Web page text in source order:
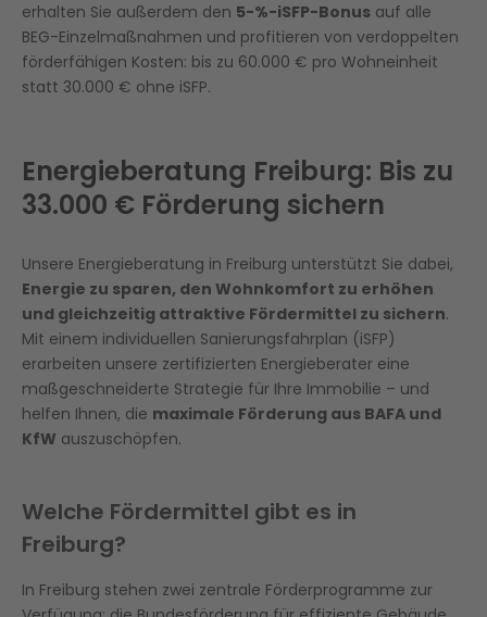
erhalten Sie außerdem den 5-%-iSFP-Bonus auf alle
BEG-Einzelmaßnahmen und profitieren von verdoppelten
förderfähigen Kosten: bis zu 60.000 € pro Wohneinheit
statt 30.000 € ohne iSFP.
Energieberatung Freiburg: Bis zu
33.000 € Förderung sichern
Unsere Energieberatung in Freiburg unterstützt Sie dabei,
Energie zu sparen, den Wohnkomfort zu erhöhen
und gleichzeitig attraktive Fördermittel zu sichern.
Mit einem individuellen Sanierungsfahrplan (iSFP)
erarbeiten unsere zertifizierten Energieberater eine
maßgeschneiderte Strategie für Ihre Immobilie – und
helfen Ihnen, die maximale Förderung aus BAFA und
KfW auszuschöpfen.
Welche Fördermittel gibt es in
Freiburg?
In Freiburg stehen zwei zentrale Förderprogramme zur